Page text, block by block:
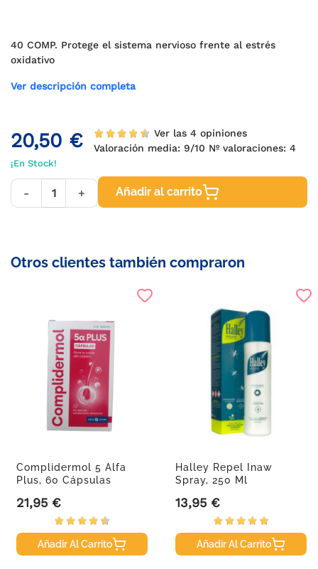
40 COMP. Protege el sistema nervioso frente al estrés
oxidativo
Ver descripción completa
20,50 €
Ver las 4 opiniones
Valoración media: 9/10 Nº valoraciones: 4
¡En Stock!
- + Añadir al carrito
Otros clientes también compraron
Complidermol 5 Alfa
Plus, 60 Cápsulas
Precio
21,95 €
Añadir Al Carrito
Halley Repel Inaw
Spray, 250 Ml
Precio
13,95 €
Añadir Al Carrito